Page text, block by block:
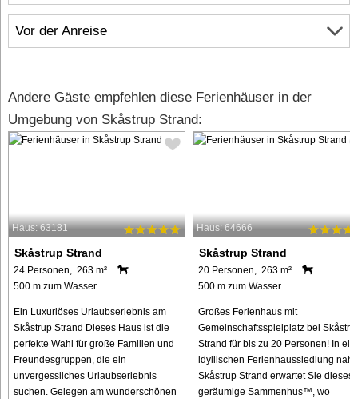
Vor der Anreise
Andere Gäste empfehlen diese Ferienhäuser in der
Umgebung von Skåstrup Strand:
Haus: 63181
Skåstrup Strand
24 Personen, 263 m²
500 m zum Wasser.
Ein Luxuriöses Urlaubserlebnis am
Skåstrup Strand Dieses Haus ist die
perfekte Wahl für große Familien und
Freundesgruppen, die ein
unvergessliches Urlaubserlebnis
suchen. Gelegen am wunderschönen
Haus: 64666
Skåstrup Strand
20 Personen, 263 m²
500 m zum Wasser.
Großes Ferienhaus mit
Gemeinschaftsspielplatz bei
Strand für bis zu 20 Personen! In
idyllischen Ferienhaussiedlung nahe
Skåstrup Strand erwartet Sie dieses
geräumige Sammenhus™, wo